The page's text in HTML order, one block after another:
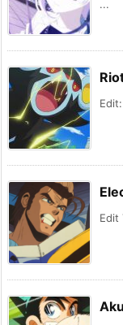
...
Edit